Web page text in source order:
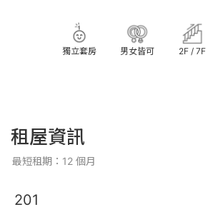
獨立套房 男女皆可 2F / 7F
租屋資訊
最短租期：12 個月
201